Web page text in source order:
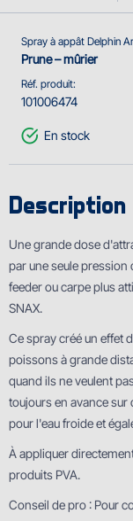
Réf. produit:
101006474
Spray à appât Delphin
Prune – mûrier
En stock
Description
Une grande dose
par une seule pression
feeder ou carpe plus
SNAX.
Ce spray créé un effet
poissons à grande
quand ils ne veulent
toujours en avance
pour l'eau froide et
À appliquer
produits PVA.
Conseil de pro : Pour